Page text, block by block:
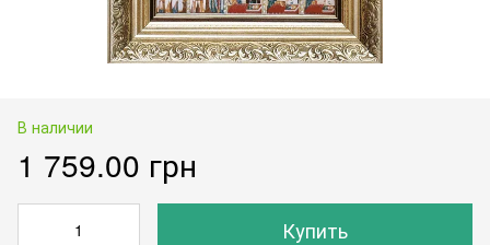
В наличии
1 759.00 грн
Купить